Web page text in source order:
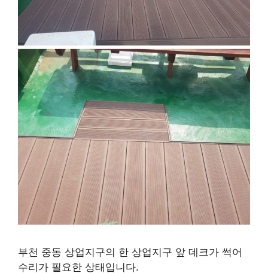
부천 중동 상업지구의 한 상업지구 앞 데크가 썩어
수리가 필요한 상태입니다.